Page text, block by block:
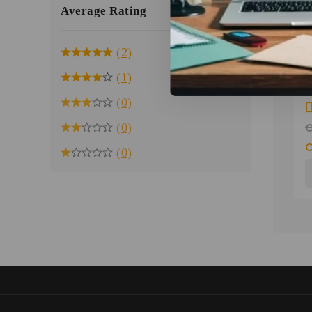
0
5
Average Rating
(2)
(1)
(0)
(0)
(0)